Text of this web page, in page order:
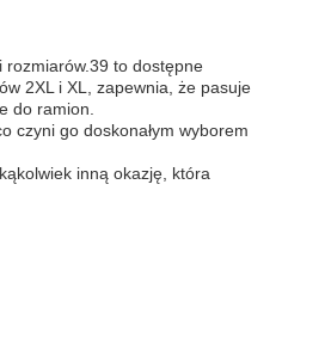
rozmiarów.39 to dostępne
2XL i XL, zapewnia, że pasuje
do ramion.
czyni go doskonałym wyborem
inną okazję, która